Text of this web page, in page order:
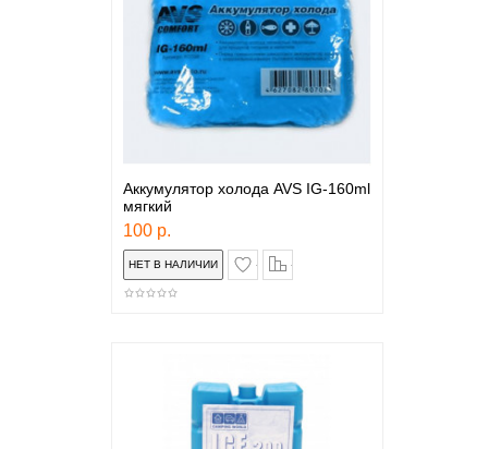
Аккумулятор холода AVS IG-160ml
мягкий
100 р.
в закладки